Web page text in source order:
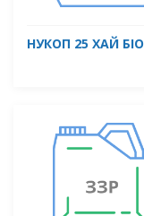
НУКОП 25 ХАЙ БІО